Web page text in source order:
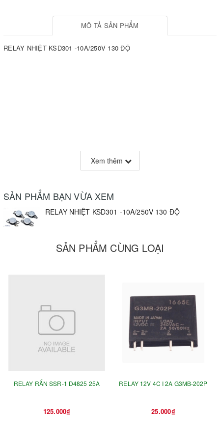
MÔ TẢ SẢN PHẨM
RELAY NHIỆT KSD301 -10A/250V 130 ĐỘ
Xem thêm
SẢN PHẨM BẠN VỪA XEM
RELAY NHIỆT KSD301 -10A/250V 130 ĐỘ
SẢN PHẨM CÙNG LOẠI
RELAY RẮN SSR-1 D4825 25A
125.000₫
RELAY 12V 4C I 2A G3MB-202P
25.000₫